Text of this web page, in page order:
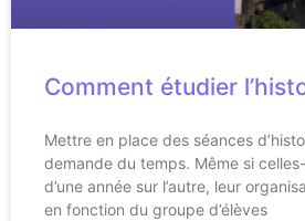
Comment étudier
Mettre en place des séances
demande du temps. Même si
d’une année sur l’autre, leur
en fonction du groupe d’élèves